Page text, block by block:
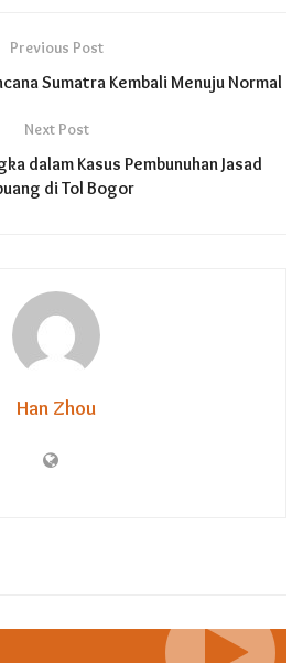
Previous Post
Sumatra Kembali Menuju Normal
Next Post
dalam Kasus Pembunuhan Jasad
di Tol Bogor
Han Zhou